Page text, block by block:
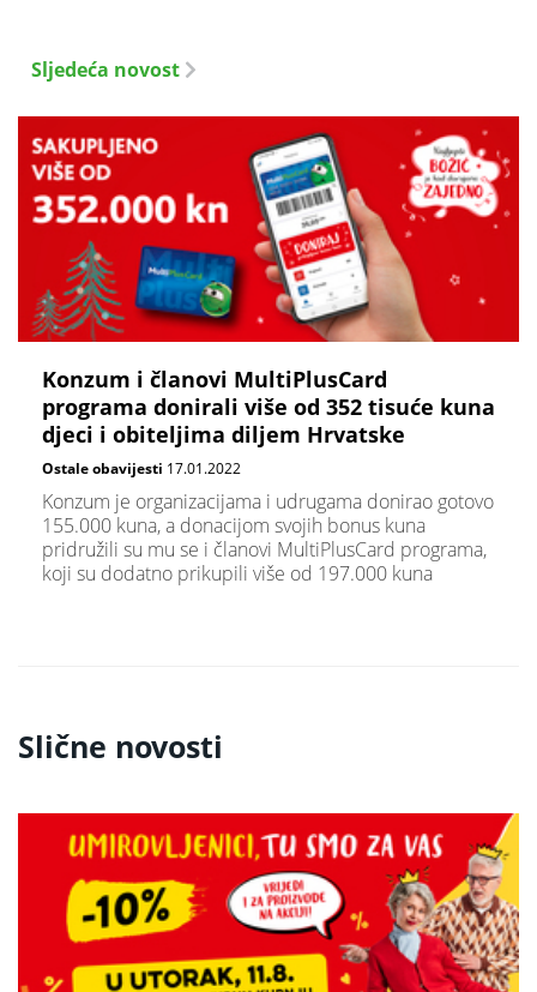
Sljedeća novost
​Konzum i članovi MultiPlusCard
programa donirali više od 352 tisuće kuna
djeci i obiteljima diljem Hrvatske
Ostale obavijesti 17.01.2022
Konzum je organizacijama i udrugama donirao gotovo
155.000 kuna, a donacijom svojih bonus kuna
pridružili su mu se i članovi MultiPlusCard programa,
koji su dodatno prikupili više od 197.000 kuna
Slične novosti